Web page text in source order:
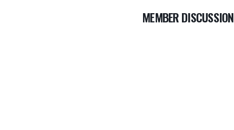
MEMBER DISCUSSION